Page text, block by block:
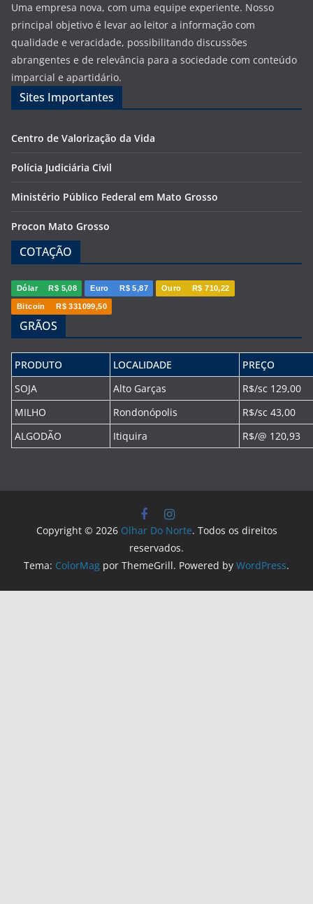
Uma empresa nova, com uma equipe experiente. Nosso
principal objetivo é levar ao leitor a informação com
qualidade e veracidade, possibilitando discussões
abrangentes e de relevância para a sociedade com conteúdo
imparcial e apartidário.
Sites Importantes
Centro de Valorização da Vida
Polícia Judiciária Civil
Ministério Público Federal em Mato Grosso
Procon Mato Grosso
COTAÇÃO
Dólar R$ 5,08 Euro R$ 5,87 Ouro R$ 710,22
Bitcoin R$ 331099,50
GRÃOS
PRODUTO LOCALIDADE
PREÇO
SOJA
Alto Garças
R$/sc 129,00
MILHO
Rondonópolis
R$/sc 43,00
ALGODÃO
Itiquira R$/@ 120,93
Copyright © 2026 Olhar Do Norte. Todos os direitos
reservados.
Tema: ColorMag por ThemeGrill. Powered by WordPress.